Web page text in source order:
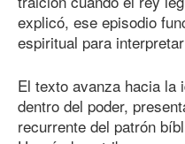
explicó, ese episodio
espiritual para
El texto avanza hacia la
dentro del poder,
recurrente del patrón